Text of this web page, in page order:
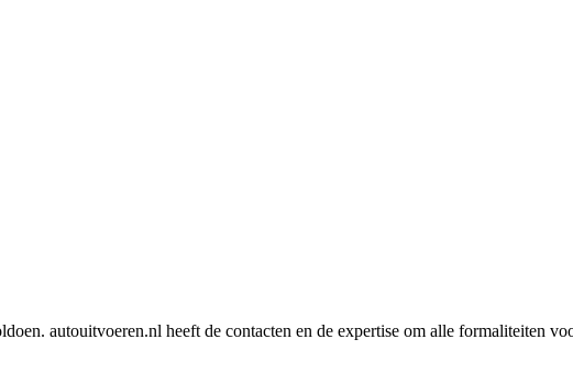
autouitvoeren.nl heeft de contacten en de expertise om alle formaliteiten